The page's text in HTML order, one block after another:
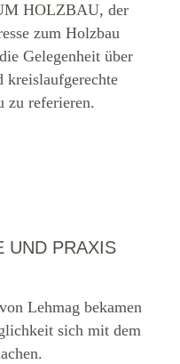
HOLZBAU, der
zum Holzbau
Gelegenheit über
zu referieren.
UND PRAXIS
Lehmag bekamen
sich mit dem